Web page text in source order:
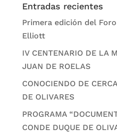
Entradas recientes
Primera edición del
Elliott
IV CENTENARIO DE LA
JUAN DE ROELAS
CONOCIENDO DE
DE OLIVARES
PROGRAMA
CONDE DUQUE DE